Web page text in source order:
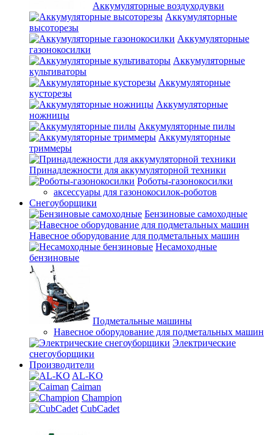
Аккумуляторные воздуходувки
Аккумуляторные
высоторезы
Аккумуляторные
газонокосилки
Аккумуляторные
культиваторы
Аккумуляторные
кусторезы
Аккумуляторные
ножницы
Аккумуляторные пилы
Аккумуляторные
триммеры
Принадлежности для аккумуляторной техники
Роботы-газонокосилки
аксессуары для газонокосилок-роботов
Снегоуборщики
Бензиновые самоходные
Навесное оборудование для подметальных машин
Несамоходные
бензиновые
Подметальные машины
Навесное оборудование для подметальных машин
Электрические
снегоуборщики
Производители
AL-KO
Caiman
Champion
CubCadet